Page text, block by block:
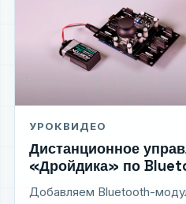
УРОКВИДЕО
Дистанционное
«Дройдика» по
Добавляем Bluetooth-